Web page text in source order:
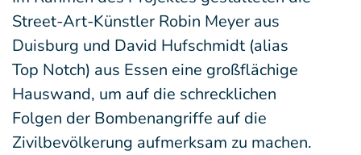
Street-Art-Künstler Robin Meyer aus
Duisburg und David Hufschmidt (alias
Top Notch) aus Essen eine großflächige
Hauswand, um auf die schrecklichen
Folgen der Bombenangriffe auf die
Zivilbevölkerung aufmerksam zu machen.